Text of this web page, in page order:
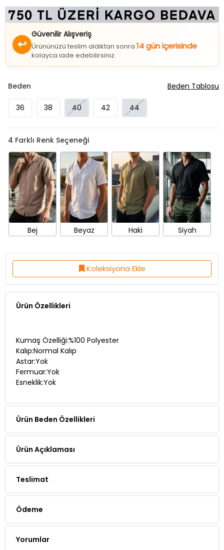
↩
Güvenilir Alışveriş
Ürününüzü teslim aldıktan sonra 14 gün içerisinde
kolayca iade edebilirsiniz.
Beden
36 38 40 42 44
Beden Tablosu
4 Farklı Renk Seçeneği
Bej Beyaz Haki Siyah
Koleksiyona Ekle
Ürün Özellikleri
Kumaş Özelliği:%100 Polyester
Kalıp:Normal Kalıp
Astar:Yok
Fermuar:Yok
Esneklik:Yok
Ürün Beden Özellikleri
Ürün Açıklaması
Teslimat
Ödeme
Yorumlar